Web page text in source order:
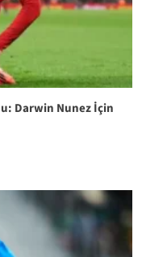
Darwin Nunez İçin